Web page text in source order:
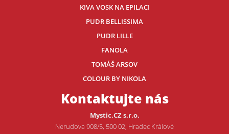
KIVA VOSK NA EPILACI
PUDR BELLISSIMA
PUDR LILLE
FANOLA
TOMÁŠ ARSOV
COLOUR BY NIKOLA
Kontaktujte nás
Mystic.CZ s.r.o.
Nerudova 908/5, 500 02, Hradec Králové